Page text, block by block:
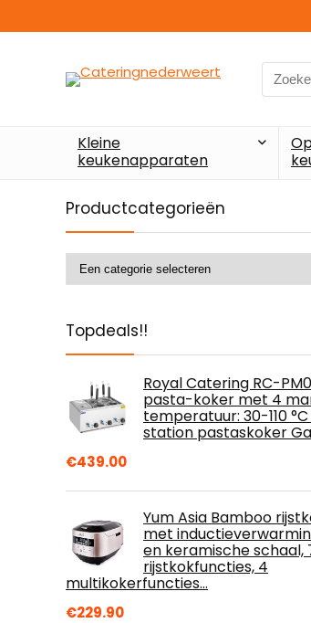
Search
for:
Kleine
keukenapparaten
Productcategorieën
Topdeals!!
Royal Catering RC-
pasta-koker met 4
temperatuur: 30-110
station pastaskoker
€439.00
Yum Asia Bamboo
met
en keramische schaal,
rijstkokfuncties, 4
multikokerfuncties…
€229.90